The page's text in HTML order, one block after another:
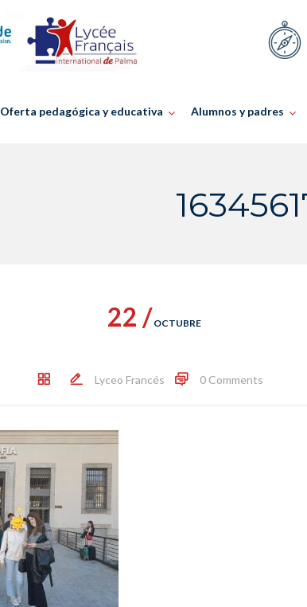
Oferta pedagógica y educativa Alumnos y padres
22 / OCTUBRE
Lyceo Francés 0 Comments